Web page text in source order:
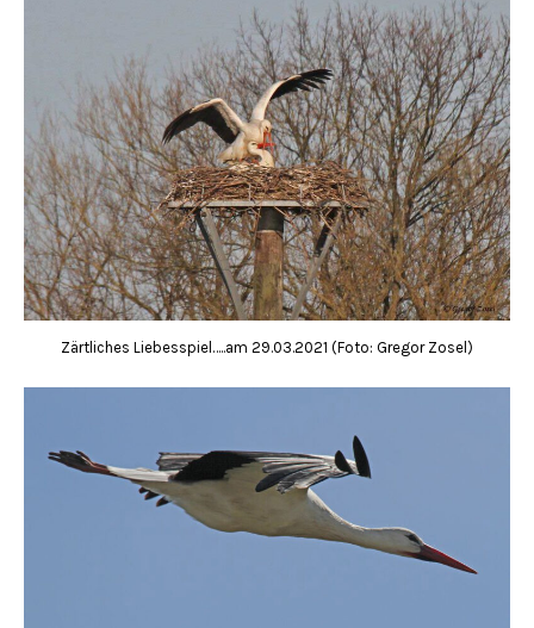
Zärtliches Liebesspiel…..am 29.03.2021 (Foto: Gregor Zosel)